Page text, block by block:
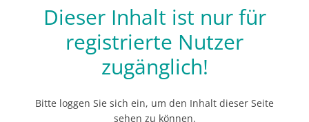
Dieser Inhalt ist nur für
registrierte Nutzer
zugänglich!
Bitte loggen Sie sich ein, um den Inhalt dieser Seite
sehen zu können.